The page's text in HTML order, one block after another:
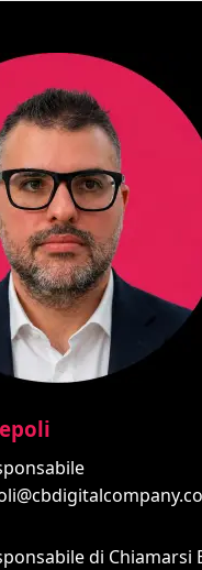
di Chiamarsi